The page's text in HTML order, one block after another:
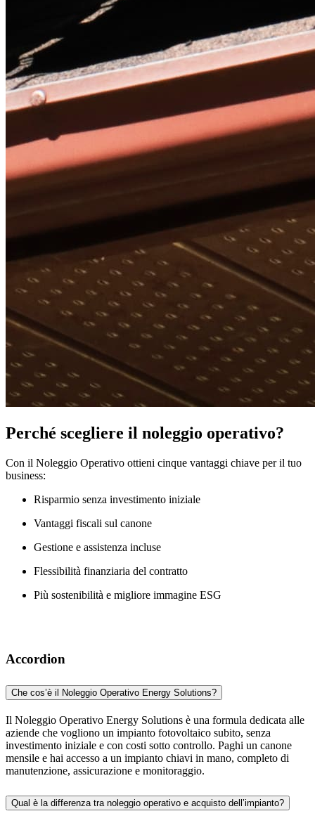
Perché scegliere il noleggio operativo?
Con il Noleggio Operativo ottieni cinque vantaggi chiave per il tuo
business:
Risparmio senza investimento iniziale
Vantaggi fiscali sul canone
Gestione e assistenza incluse
Flessibilità finanziaria del contratto
Più sostenibilità e migliore immagine ESG
Accordion
Che cos’è il Noleggio Operativo Energy Solutions?
Il Noleggio Operativo Energy Solutions è una formula dedicata alle
aziende che vogliono un impianto fotovoltaico subito, senza
investimento iniziale e con costi sotto controllo. Paghi un canone
mensile e hai accesso a un impianto chiavi in mano, completo di
manutenzione, assicurazione e monitoraggio.
Qual è la differenza tra noleggio operativo e acquisto dell’impianto?